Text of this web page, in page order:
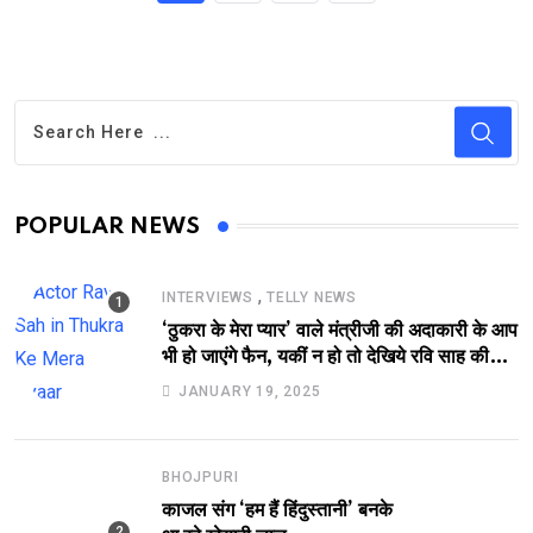
POPULAR NEWS
INTERVIEWS , TELLY NEWS
‘ठुकरा के मेरा प्यार’ वाले मंत्रीजी की अदाकारी के आप
भी हो जाएंगे फैन, यकीं न हो तो देखिये रवि साह की
दमदार भूमिका
JANUARY 19, 2025
BHOJPURI
काजल संग ‘हम हैं हिंदुस्तानी’ बनके